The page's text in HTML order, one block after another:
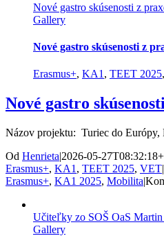
Nové gastro skúsenosti z
Gallery
Nové gastro skúsenosti z
Erasmus+, KA1 , TEET 2025,
Nové gastro
Názov projektu: Turiec do Európy,
Od Henrieta|2026-05-
Erasmus+, KA1 , TEET 2025, VET|
Erasmus+, KA1 2025, Mobilita|
Učiteľky zo SOŠ OaS
Gallery